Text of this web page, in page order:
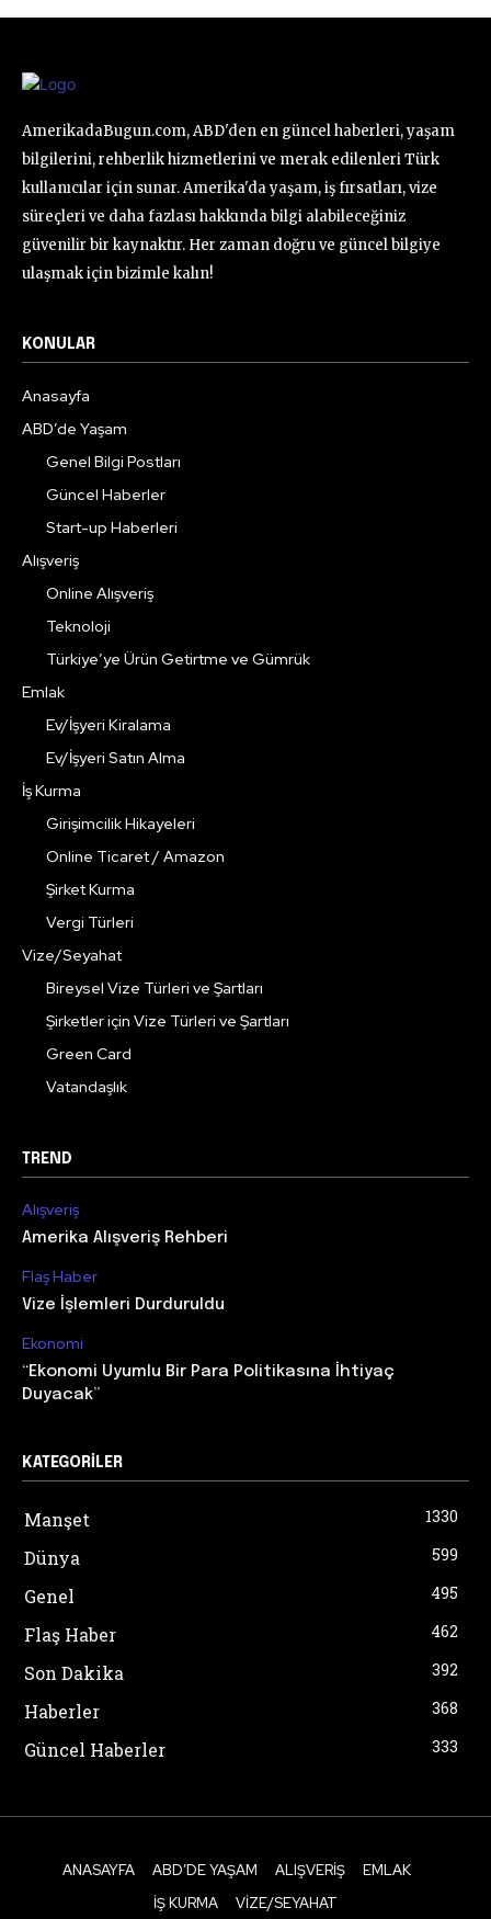
AmerikadaBugun.com, ABD'den en güncel haberleri, yaşam
bilgilerini, rehberlik hizmetlerini ve merak edilenleri Türk
kullanıcılar için sunar. Amerika'da yaşam, iş fırsatları, vize
süreçleri ve daha fazlası hakkında bilgi alabileceğiniz
güvenilir bir kaynaktır. Her zaman doğru ve güncel bilgiye
ulaşmak için bizimle kalın!
KONULAR
Anasayfa
ABD’de Yaşam
Genel Bilgi Postları
Güncel Haberler
Start-up Haberleri
Alışveriş
Online Alışveriş
Teknoloji
Türkiye’ye Ürün Getirtme ve Gümrük
Emlak
Ev/İşyeri Kiralama
Ev/İşyeri Satın Alma
İş Kurma
Girişimcilik Hikayeleri
Online Ticaret / Amazon
Şirket Kurma
Vergi Türleri
Vize/Seyahat
Bireysel Vize Türleri ve Şartları
Şirketler için Vize Türleri ve Şartları
Green Card
Vatandaşlık
TREND
Alışveriş
Amerika Alışveriş Rehberi
Flaş Haber
Vize İşlemleri Durduruldu
Ekonomi
“Ekonomi Uyumlu Bir Para Politikasına İhtiyaç
Duyacak”
KATEGORILER
Manşet 1330
Dünya 599
Genel 495
Flaş Haber 462
Son Dakika 392
Haberler 368
Güncel Haberler 333
ANASAYFA ABD’DE YAŞAM ALIŞVERIŞ
EMLAK
İŞ KURMA
VIZE/SEYAHAT